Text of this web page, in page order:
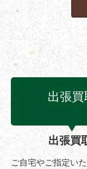
出張買
出張買
ご自宅やご指定い